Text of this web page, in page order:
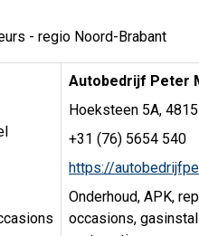
- regio Noord-Brabant
Autobedrijf Peter
Hoeksteen 5A,
+31 (76) 5654 540
https://
Onderhoud, APK,
occasions,